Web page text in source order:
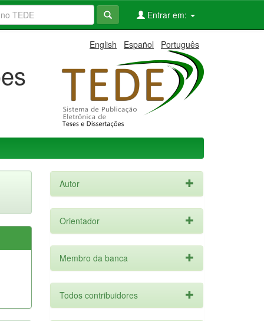
Entrar em:
English Español Português
Autor
Orientador
Membro da banca
Todos contribuidores